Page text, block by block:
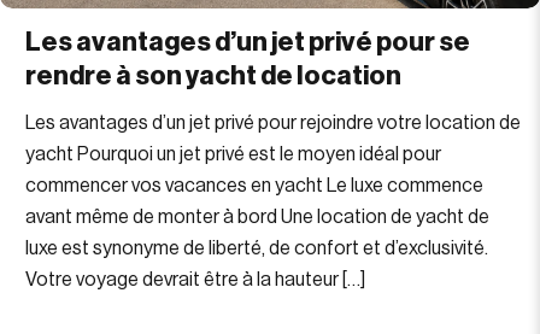
Les avantages d’un jet privé pour se
rendre à son yacht de location
Les avantages d’un jet privé pour rejoindre votre location de
yacht Pourquoi un jet privé est le moyen idéal pour
commencer vos vacances en yacht Le luxe commence
avant même de monter à bord Une location de yacht de
luxe est synonyme de liberté, de confort et d’exclusivité.
Votre voyage devrait être à la hauteur […]